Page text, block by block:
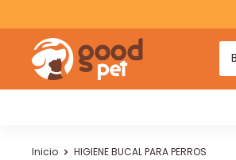
Inicio HIGIENE BUCAL PARA PERROS